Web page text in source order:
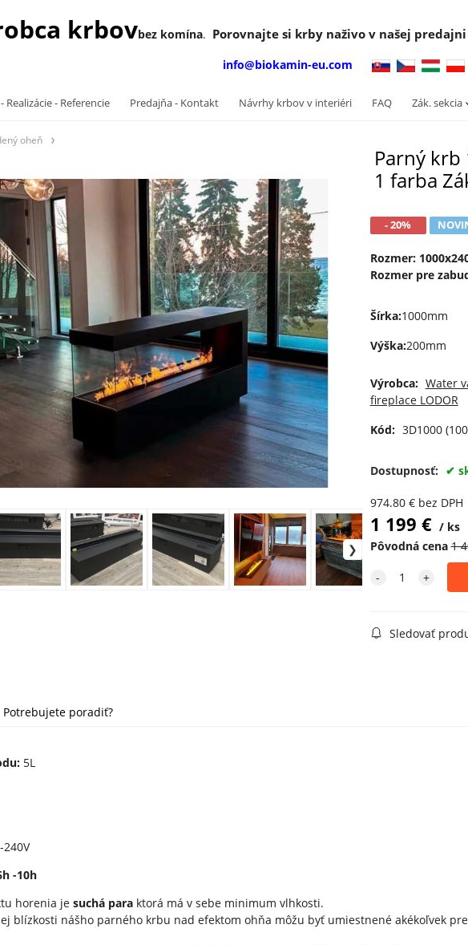
krbovbez komína. Porovnajte si krby naživo v našej
info@biokamin-eu.com
Realizácie - Referencie Predajňa - Kontakt Návrhy krbov v interiéri FAQ Zák. sekcia
oheň
Parný krb
1 farba
- 20%
Rozmer:
Rozmer pre
Šírka:1000mm
Výška:200mm
Výrobca: Water
fireplace LODOR
Kód: 3D1000
Dostupnosť:
974.80€ bez DPH
1 199 €
ks
Pôvodná cena 1
Sledovať
Potrebujete poradiť?
5L
-10h
horenia je suchá paraktorá má v sebe minimum vlhkosti.
blízkosti nášho parného krbu nad efektom ohňa môžu byť umiestnené akékoľvek